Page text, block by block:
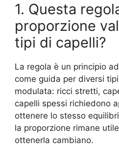
1. Questa
proporzione
tipi di capelli?
La regola è un principio
come guida per diversi
modulata: ricci stretti,
capelli spessi richiedono
ottenere lo stesso
la proporzione rimane
ottenerla cambiano.